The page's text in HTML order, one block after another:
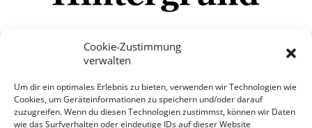
Cookie-Zustimmung
verwalten
Um dir ein optimales Erlebnis zu bieten, verwenden wir Technologien wie
Cookies, um Geräteinformationen zu speichern und/oder darauf
zuzugreifen. Wenn du diesen Technologien zustimmst, können wir Daten
wie das Surfverhalten oder eindeutige IDs auf dieser Website
Mehr